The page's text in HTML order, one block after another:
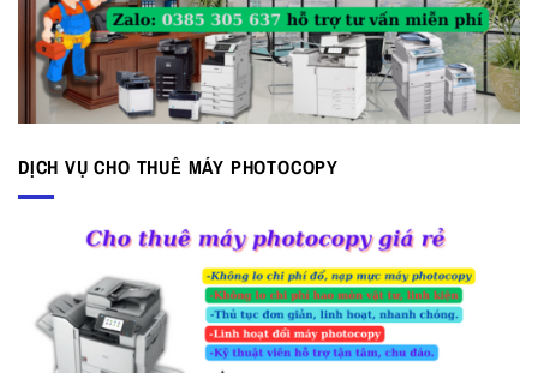
DỊCH VỤ CHO THUÊ MÁY PHOTOCOPY